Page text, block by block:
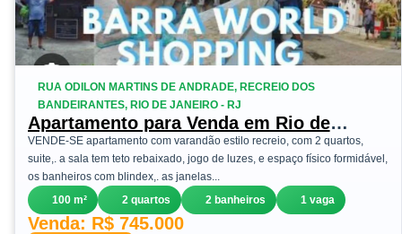
RUA ODILON MARTINS DE ANDRADE, RECREIO DOS
BANDEIRANTES, RIO DE JANEIRO - RJ
Apartamento para Venda em Rio de
Janeiro, Recreio dos Bandeirantes, 2
dormitórios, 1 suíte, 2 banheiros, 1 vaga
VENDE-SE apartamento com varandão estilo recreio, com 2 quartos,
suite,. a sala tem teto rebaixado, jogo de luzes, e espaço físico formidável,
os banheiros com blindex,. as janelas...
100 m²
2 quartos 2 banheiros 1 vaga
Venda: R$ 745.000